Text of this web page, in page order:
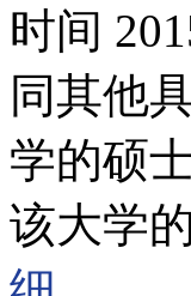
时间
同其他
学的硕
该大学